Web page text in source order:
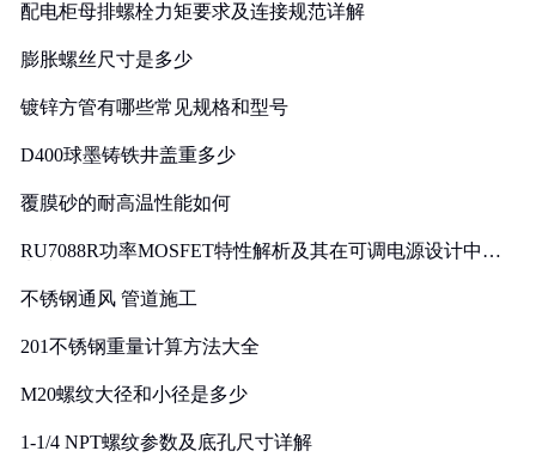
配电柜母排螺栓力矩要求及连接规范详解
膨胀螺丝尺寸是多少
镀锌方管有哪些常见规格和型号
D400球墨铸铁井盖重多少
覆膜砂的耐高温性能如何
RU7088R功率MOSFET特性解析及其在可调电源设计中的
不锈钢通风 管道施工
201不锈钢重量计算方法大全
M20螺纹大径和小径是多少
1-1/4 NPT螺纹参数及底孔尺寸详解